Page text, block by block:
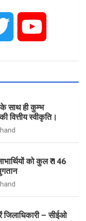
i
t
t
e
u
T
u
साथ ही कुम्भ
वित्तीय स्वीकृति।
को कुल ₹ 146
जिलाधिकारी – सीईओ